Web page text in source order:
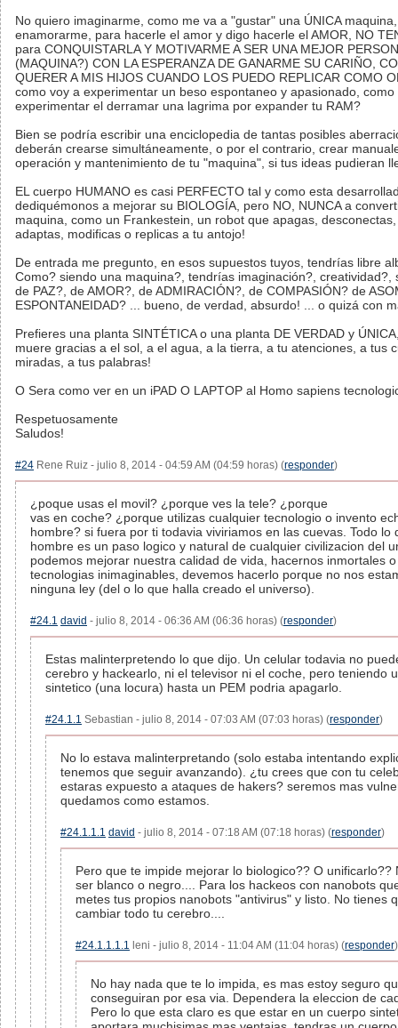
No quiero imaginarme, como me va a "gustar" una ÚNICA
enamorarme, para hacerle el amor y digo hacerle el AMOR, NO
para CONQUISTARLA Y MOTIVARME A SER UNA MEJOR
(MAQUINA?) CON LA ESPERANZA DE GANARME SU CARIÑO,
QUERER A MIS HIJOS CUANDO LOS PUEDO REPLICAR COMO
como voy a experimentar un beso espontaneo y apasionado,
experimentar el derramar una lagrima por expander tu RAM?
Bien se podría escribir una enciclopedia de tantas posibles
deberán crearse simultáneamente, o por el contrario, crear
operación y mantenimiento de tu "maquina", si tus ideas pudieran
EL cuerpo HUMANO es casi PERFECTO tal y como esta
dediquémonos a mejorar su BIOLOGÍA, pero NO, NUNCA a
maquina, como un Frankestein, un robot que apagas,
adaptas, modificas o replicas a tu antojo!
De entrada me pregunto, en esos supuestos tuyos, tendrías libre
Como? siendo una maquina?, tendrías imaginación?, creatividad?,
de PAZ?, de AMOR?, de ADMIRACIÓN?, de COMPASIÓN? de
ESPONTANEIDAD? ... bueno, de verdad, absurdo! ... o quizá con
Prefieres una planta SINTÉTICA o una planta DE VERDAD y
muere gracias a el sol, a el agua, a la tierra, a tu atenciones, a tus
miradas, a tus palabras!
O Sera como ver en un iPAD O LAPTOP al Homo sapiens
Respetuosamente
Saludos!
#24 Rene Ruiz - julio 8, 2014 - 04:59 AM (04:59 horas) (responder)
¿poque usas el movil? ¿porque ves la tele? ¿porque
vas en coche? ¿porque utilizas cualquier tecnologio o invento
hombre? si fuera por ti todavia viviriamos en las cuevas. Todo lo
hombre es un paso logico y natural de cualquier civilizacion del
podemos mejorar nuestra calidad de vida, hacernos inmortales
tecnologias inimaginables, devemos hacerlo porque no nos
ninguna ley (del o lo que halla creado el universo).
#24.1 david - julio 8, 2014 - 06:36 AM (06:36 horas) (responder)
Estas malinterpretendo lo que dijo. Un celular todavia no
cerebro y hackearlo, ni el televisor ni el coche, pero teniendo
sintetico (una locura) hasta un PEM podria apagarlo.
#24.1.1 Sebastian - julio 8, 2014 - 07:03 AM (07:03 horas) (responder)
No lo estava malinterpretando (solo estaba intentando
tenemos que seguir avanzando). ¿tu crees que con tu
estaras expuesto a ataques de hakers? seremos mas
quedamos como estamos.
#24.1.1.1 david - julio 8, 2014 - 07:18 AM (07:18 horas) (responder)
Pero que te impide mejorar lo biologico?? O unificarlo??
ser blanco o negro.... Para los hackeos con nanobots
metes tus propios nanobots "antivirus" y listo. No tienes
cambiar todo tu cerebro....
#24.1.1.1.1 leni - julio 8, 2014 - 11:04 AM (11:04 horas) (responder)
No hay nada que te lo impida, es mas estoy seguro
conseguiran por esa via. Dependera la eleccion de
Pero lo que esta claro es que estar en un cuerpo